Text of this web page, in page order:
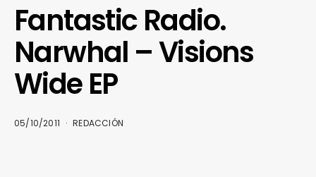
Fantastic Radio.
Narwhal – Visions
Wide EP
05/10/2011 REDACCIÓN